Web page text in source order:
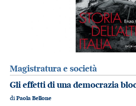
Magistratura e società
Gli effetti di una democrazia
diPaola Bellone